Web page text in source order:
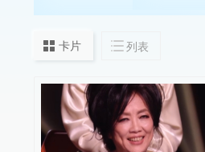
卡片 列表